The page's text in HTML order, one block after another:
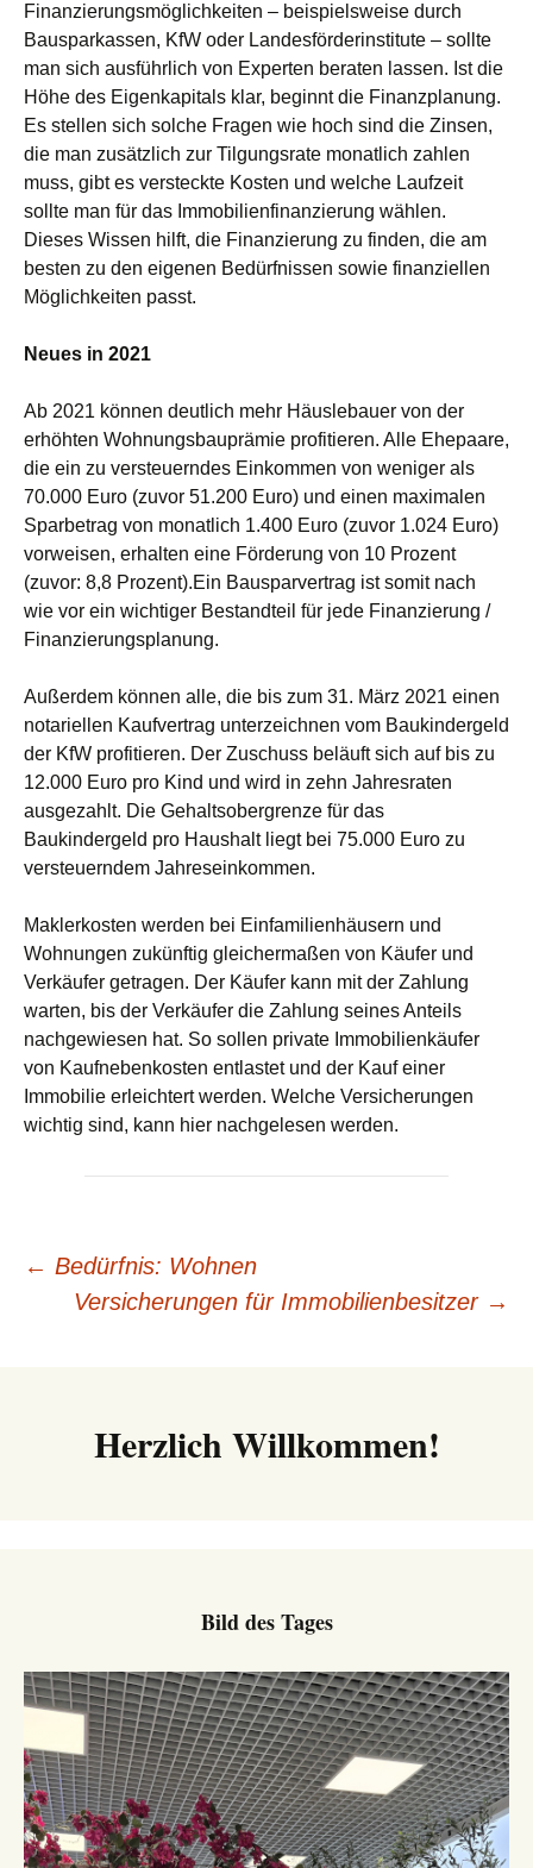
Finanzierungsmöglichkeiten – beispielsweise durch
Bausparkassen, KfW oder Landesförderinstitute – sollte
man sich ausführlich von Experten beraten lassen. Ist die
Höhe des Eigenkapitals klar, beginnt die Finanzplanung.
Es stellen sich solche Fragen wie hoch sind die Zinsen,
die man zusätzlich zur Tilgungsrate monatlich zahlen
muss, gibt es versteckte Kosten und welche Laufzeit
sollte man für das Immobilienfinanzierung wählen.
Dieses Wissen hilft, die Finanzierung zu finden, die am
besten zu den eigenen Bedürfnissen sowie finanziellen
Möglichkeiten passt.
Neues in 2021
Ab 2021 können deutlich mehr Häuslebauer von der
erhöhten Wohnungsbauprämie profitieren. Alle Ehepaare,
die ein zu versteuerndes Einkommen von weniger als
70.000 Euro (zuvor 51.200 Euro) und einen maximalen
Sparbetrag von monatlich 1.400 Euro (zuvor 1.024 Euro)
vorweisen, erhalten eine Förderung von 10 Prozent
(zuvor: 8,8 Prozent).Ein Bausparvertrag ist somit nach
wie vor ein wichtiger Bestandteil für jede Finanzierung /
Finanzierungsplanung.
Außerdem können alle, die bis zum 31. März 2021 einen
notariellen Kaufvertrag unterzeichnen vom Baukindergeld
der KfW profitieren. Der Zuschuss beläuft sich auf bis zu
12.000 Euro pro Kind und wird in zehn Jahresraten
ausgezahlt. Die Gehaltsobergrenze für das
Baukindergeld pro Haushalt liegt bei 75.000 Euro zu
versteuerndem Jahreseinkommen.
Maklerkosten werden bei Einfamilienhäusern und
Wohnungen zukünftig gleichermaßen von Käufer und
Verkäufer getragen. Der Käufer kann mit der Zahlung
warten, bis der Verkäufer die Zahlung seines Anteils
nachgewiesen hat. So sollen private Immobilienkäufer
von Kaufnebenkosten entlastet und der Kauf einer
Immobilie erleichtert werden. Welche Versicherungen
wichtig sind, kann hier nachgelesen werden.
Beitrags-
← Bedürfnis: Wohnen
Versicherungen für Immobilienbesitzer →
Herzlich Willkommen!
Bild des Tages